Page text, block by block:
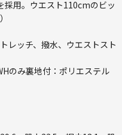
採用。ウエスト110cmのビッ
）
レッチ、撥水、ウエストスト
のみ裏地付：ポリエステル